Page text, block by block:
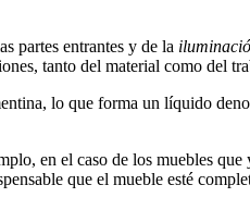
partes entrantes y de la
tanto del material como del
lo que forma un líquido
en el caso de los muebles
que el mueble esté